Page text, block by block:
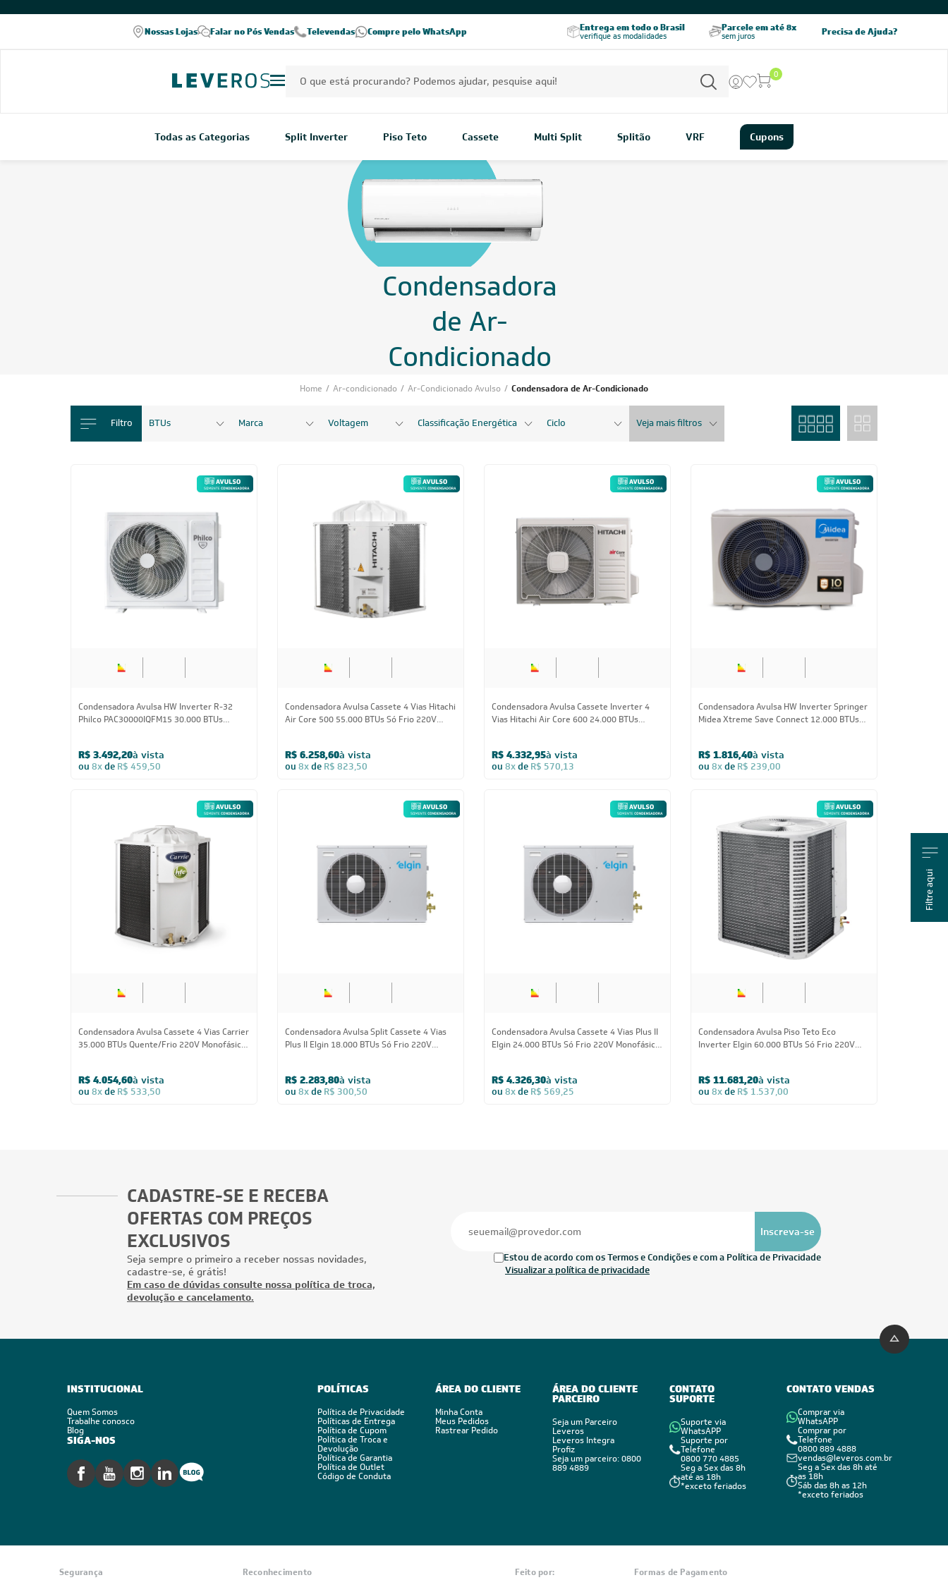
Nossas Lojas Falar no Pós Vendas Televendas Compre pelo WhatsApp Precisa de Ajuda?
Excelência no RA
Excelência no Reclame Aqui Seja parceiro Leveros Entrega em todo o Brasil
verifique as modalidades
Parcele em até 8x
sem juros
5% OFF no PIX
pagamento à vista
0
Todas as Categorias Split Inverter Piso Teto Cassete Multi Split Splitão VRF Cupons
Condensadora
de Ar-
Condicionado
Home / Ar-condicionado / Ar-Condicionado Avulso / Condensadora de Ar-Condicionado
Filtro BTUs Marca Voltagem Classificação Energética Ciclo Veja mais filtros
Condensadora Avulsa HW Inverter R-32
Philco PAC30000IQFM15 30.000 BTUs
R$ 3.492,20à vista
ou 8xde R$ 459,50
Condensadora Avulsa Cassete 4 Vias Hitachi
Air Core 500 55.000 BTUs Só Frio 220V
R$ 6.258,60à vista
ou 8xde R$ 823,50
Condensadora Avulsa Cassete Inverter 4
Vias Hitachi Air Core 600 24.000 BTUs
R$ 4.332,95à vista
ou 8xde R$ 570,13
Condensadora Avulsa HW Inverter Springer
Midea Xtreme Save Connect 12.000 BTUs
R$ 1.816,40à vista
ou 8xde R$ 239,00
Condensadora Avulsa Cassete 4 Vias Carrier
35.000 BTUs Quente/Frio 220V Monofásico
R$ 4.054,60à vista
ou 8xde R$ 533,50
Condensadora Avulsa Split Cassete 4 Vias
Plus II Elgin 18.000 BTUs Só Frio 220V
R$ 2.283,80à vista
ou 8xde R$ 300,50
Condensadora Avulsa Cassete 4 Vias Plus II
Elgin 24.000 BTUs Só Frio 220V Monofásico
R$ 4.326,30à vista
ou 8xde R$ 569,25
Condensadora Avulsa Piso Teto Eco
Inverter Elgin 60.000 BTUs Só Frio 220V
R$ 11.681,20à vista
ou 8xde R$ 1.537,00
Filtre aqui
CADASTRE-SE E RECEBA
OFERTAS COM PREÇOS
EXCLUSIVOS
Seja sempre o primeiro a receber nossas novidades,
cadastre-se, é grátis!
Em caso de dúvidas consulte nossa política de troca,
devolução e cancelamento.
Inscreva-se
Estou de acordo com os Termos e Condições e com a Política de Privacidade
Visualizar a política de privacidade
INSTITUCIONAL
Quem Somos
Trabalhe conosco
Blog
SIGA-NOS
POLÍTICAS
Política de Privacidade
Políticas de Entrega
Política de Cupom
Política de Troca e
Devolução
Política de Garantia
Política de Outlet
Código de Conduta
ÁREA DO CLIENTE
Minha Conta
Meus Pedidos
Rastrear Pedido
ÁREA DO CLIENTE
PARCEIRO
Seja um Parceiro
Leveros
Leveros Integra
Profiz
Seja um parceiro: 0800
889 4889
CONTATO
SUPORTE
Suporte via
WhatsAPP
Suporte por
Telefone
0800 770 4885
Seg a Sex das 8h
até as 18h
*exceto feriados
CONTATO VENDAS
Comprar via
WhatsAPP
Comprar por
Telefone
0800 889 4888
vendas@leveros.com.br
Seg a Sex das 8h até
as 18h
Sáb das 8h as 12h
*exceto feriados
Segurança Reconhecimento Feito por: Formas de Pagamento